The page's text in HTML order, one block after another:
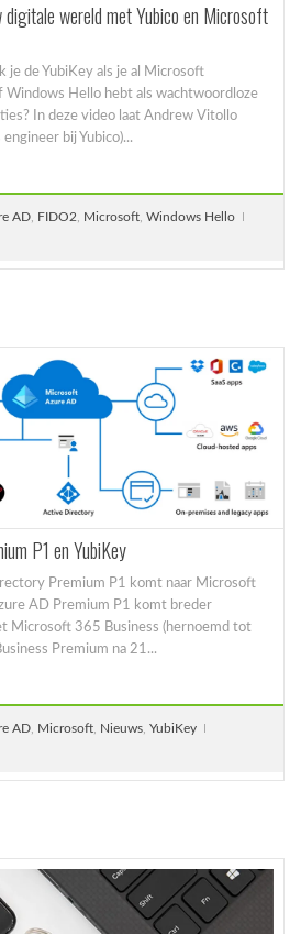
digitale wereld met Yubico en Microsoft
je de YubiKey als je al Microsoft
Hello hebt als wachtwoordloze
In deze video laat Andrew Vitollo
bij Yubico)...
AD FIDO2 Microsoft Windows Hello
P1 en YubiKey
Premium P1 komt naar Microsoft
AD Premium P1 komt breder
Microsoft 365 Business (hernoemd tot
Premium na 21...
AD Microsoft Nieuws YubiKey